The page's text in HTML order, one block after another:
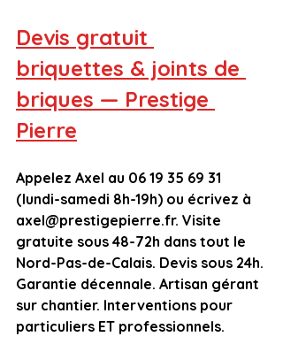
Devis gratuit
briquettes & joints de
briques — Prestige
Pierre
Appelez Axel au 06 19 35 69 31
(lundi-samedi 8h-19h) ou écrivez à
axel@prestigepierre.fr. Visite
gratuite sous 48-72h dans tout le
Nord-Pas-de-Calais. Devis sous 24h.
Garantie décennale. Artisan gérant
sur chantier. Interventions pour
particuliers ET professionnels.